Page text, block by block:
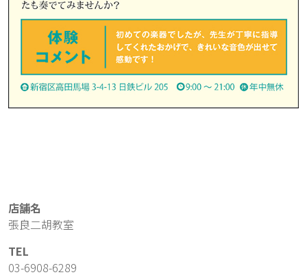
店舗名
張良二胡教室
TEL
03-6908-6289